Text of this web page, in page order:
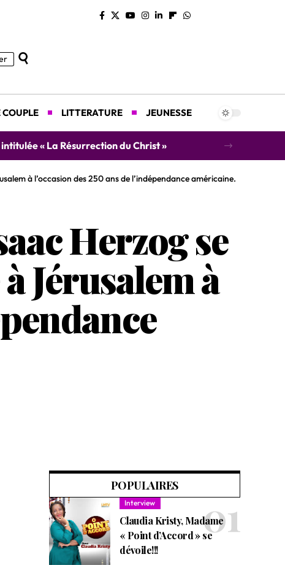
COUPLE LITTERATURE JEUNESSE
un concert caritatif au profit des orphelins
à l’occasion des 250 ans de l’indépendance américaine.
Herzog se
Jérusalem à
POPULAIRES
Interview
Claudia Kristy, Madame
« Point d’Accord » se
dévoile!!!